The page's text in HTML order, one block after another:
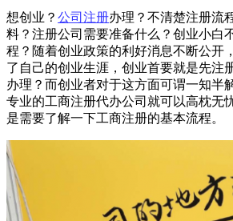
想创业？ 公司注册办理？不清楚注册流
料？注册公司需要准备什么？创业小白
程？随着创业政策的利好消息不断公开
了自己的创业生涯，创业首要就是先注
办理？而创业者对于这方面可谓一知半
专业的工商注册代办公司就可以高枕无
是需要了解一下工商注册的基本流程。